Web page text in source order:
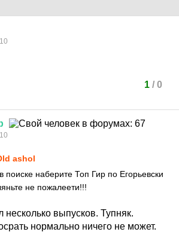
1/ 0
ashol
поиске наберите Топ Гир по Егорьевски
не пожалеети!!!
выпусков. Тупняк.
нормально ничего не может.